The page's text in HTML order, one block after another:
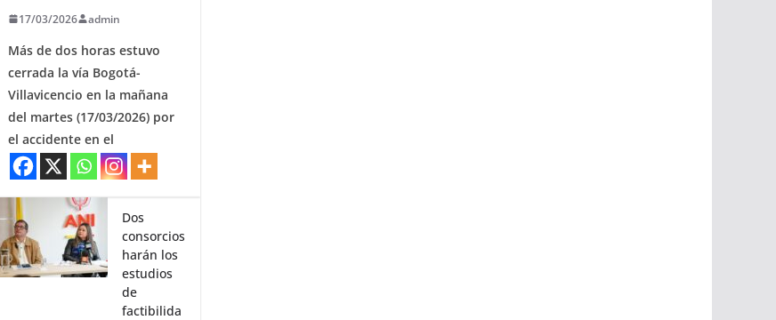
17/03/2026 admin
Más de dos horas estuvo
cerrada la vía Bogotá-
Villavicencio en la mañana
del martes (17/03/2026) por
el accidente en el
Dos
consorcios
harán los
estudios
de
factibilida